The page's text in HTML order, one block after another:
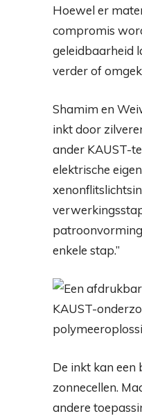
Hoewel er
compromis
geleidbaarheid
verder of
Shamim en
inkt door
ander KAUST-
elektrische
enkele stap.”
KAUST-
De inkt kan een
zonnecellen.
andere